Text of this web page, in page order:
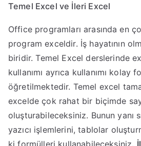
Temel Excel ve İleri Excel
Office programları arasında en
program exceldir. İş hayatının
biridir. Temel Excel derslerinde
kullanımı ayrıca kullanımı kolay
öğretilmektedir. Temel excel
excelde çok rahat bir biçimde
oluşturabileceksiniz. Bunun yanı
yazıcı işlemlerini, tablolar
ki formülleri kullanabileceksiniz.